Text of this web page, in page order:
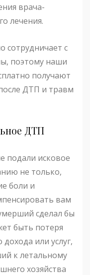
врача-
лечения.
сотрудничает с
поэтому наши
получают
ДТП и травм
ДТП
подали исковое
не только,
боли и
вам
сделал бы
быть потеря
или услуг,
к летальному
хозяйства